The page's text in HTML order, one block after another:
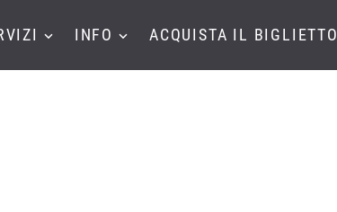
INFO ACQUISTA IL BIGLIETTO